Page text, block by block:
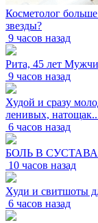
Косметолог
звезды?
9 часов назад
Рита, 45 лет
9 часов назад
Худой и сразу
ленивых,
6 часов назад
БОЛЬ В
10 часов назад
Худи и свитшоты
6 часов назад